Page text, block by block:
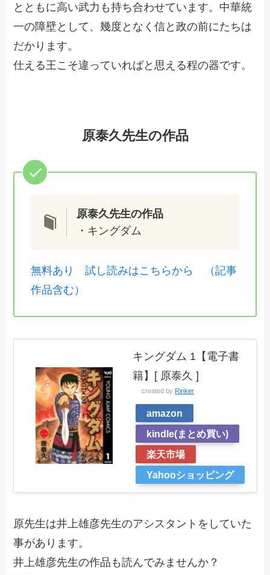
とともに高い武力も持ち合わせています。中華統
一の障壁として、幾度となく信と政の前にたちは
だかります。
仕える王こそ違っていればと思える程の器です。
原泰久先生の作品
原泰久先生の作品
・キングダム
無料あり 試し読みはこちらから （記事
作品含む）
キングダム 1【電子書
籍】[ 原泰久 ]
created by Rinker
amazon
kindle(まとめ買い)
楽天市場
Yahooショッピング
原先生は井上雄彦先生のアシスタントをしていた
事があります。
井上雄彦先生の作品も読んでみませんか？